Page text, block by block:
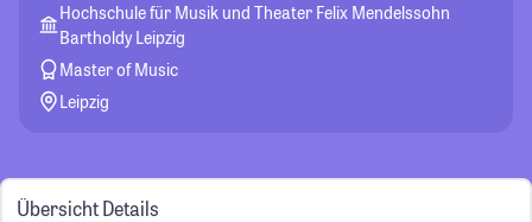
Hochschule für Musik und Theater Felix Mendelssohn
Bartholdy Leipzig
Master of Music
Leipzig
Übersicht Details